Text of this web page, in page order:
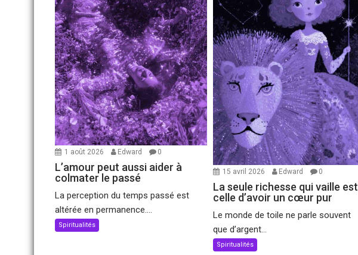
1 août 2026 Edward 0
L’amour peut aussi aider à
colmater le passé
La perception du temps passé est
altérée en permanence....
Spiritualités
15 avril 2026 Edward 0
La seule richesse qui vaille est
celle d’avoir un cœur pur
Le monde de toile ne parle souvent
que d’argent...
Spiritualités